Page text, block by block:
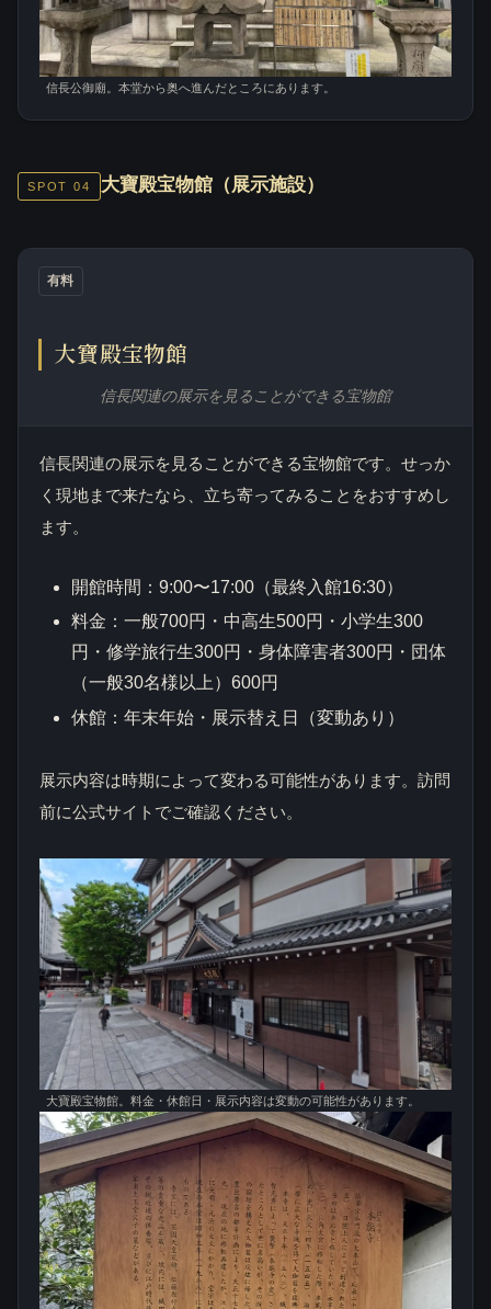
信長公御廟。本堂から奥へ進んだところにあります。
SPOT 04 大寶殿宝物館（展示施設）
有料
大寶殿宝物館
信長関連の展示を見ることができる宝物館
信長関連の展示を見ることができる宝物館です。せっか
く現地まで来たなら、立ち寄ってみることをおすすめし
ます。
開館時間：9:00〜17:00（最終入館16:30）
料金：一般700円・中高生500円・小学生300
円・修学旅行生300円・身体障害者300円・団体
（一般30名様以上）600円
休館：年末年始・展示替え日（変動あり）
展示内容は時期によって変わる可能性があります。訪問
前に公式サイトでご確認ください。
大寶殿宝物館。料金・休館日・展示内容は変動の可能性があります。